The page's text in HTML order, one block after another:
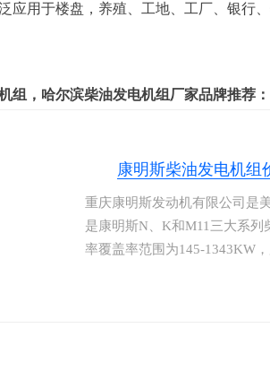
应用于楼盘，养殖、工地、工厂、银行
组，哈尔滨柴油发电机组厂家品牌推荐：
康明斯柴油发电机组
重庆康明斯发动机有限公司是
是康明斯N、K和M11三大系
率覆盖率范围为145-1343KW